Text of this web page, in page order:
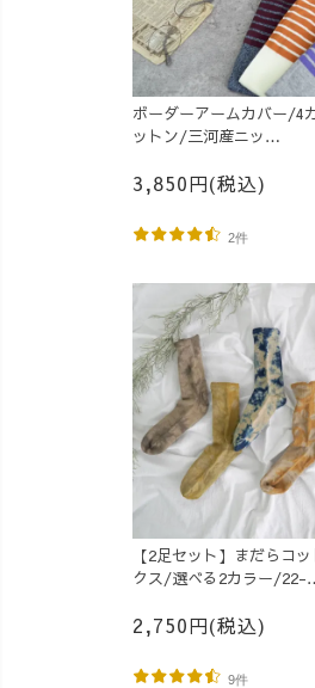
ボーダーアームカバー/4
ットン/三河産ニッ
3,850円(税込)
2件
【2足セット】まだらコ
クス/選べる2カラー/22-
2,750円(税込)
9件